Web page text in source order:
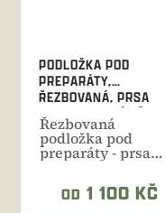
PODLOŽKA POD
PREPARÁTY,
ŘEZBOVANÁ, PRSA
SRNEC, KAMZÍK Č.405
Řezbovaná
podložka pod
preparáty - prsa
srnec, kamzík.
Ruční výroba,
celková...
OD 1 100 KČ